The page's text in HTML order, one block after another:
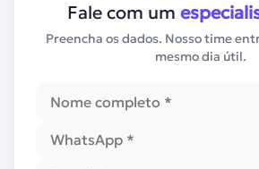
Fale com um
Preencha os dados. Nosso time
mesmo dia útil.